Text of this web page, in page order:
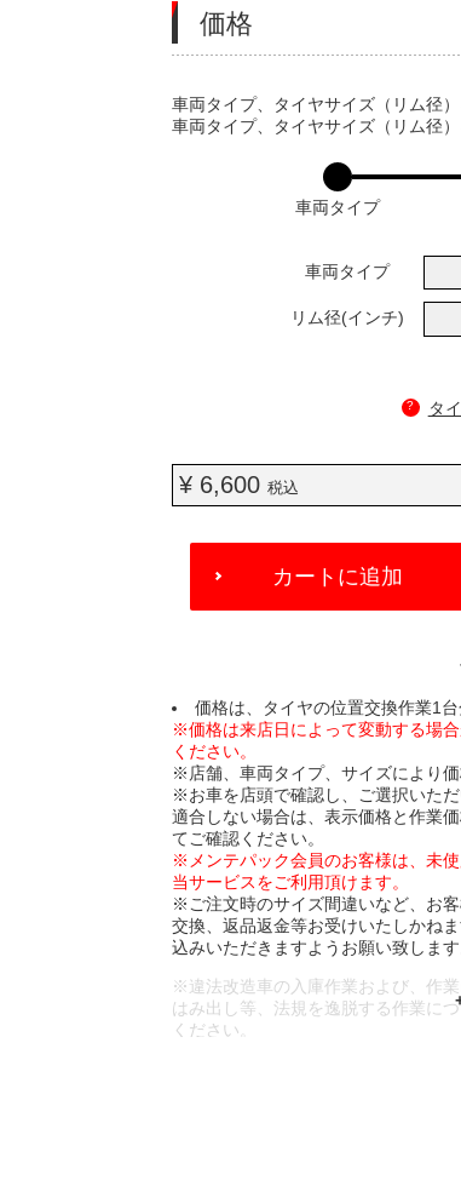
価格
VARIATIONS
車両タイプ、タイヤサイズ（リム径）
車両タイプ、タイヤサイズ（リム径
車両タイプ
車両タイプ
リム径(インチ)
? タ
¥ 6,600税込
ADD
CART
カートに追加
価格は、タイヤの位置交換作業1台
※価格は来店日によって変動する場
ください。
※店舗、車両タイプ、サイズにより
※お車を店頭で確認し、ご選択いた
適合しない場合は、表示価格と作業
てご確認ください。
※メンテパック会員のお客様は、未
当サービスをご利用頂けます。
※ご注文時のサイズ間違いなど、お
交換、返品返金等お受けいたしかね
込みいただきますようお願い致します
※違法改造車の入庫作業および、作
はみ出し等、法規を逸脱する作業に
ください。